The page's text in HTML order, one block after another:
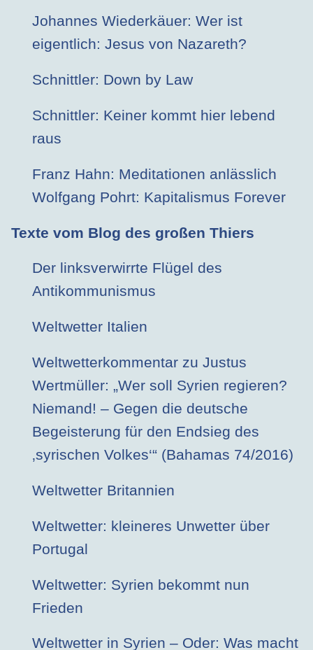
Johannes Wiederkäuer: Wer ist
eigentlich: Jesus von Nazareth?
Schnittler: Down by Law
Schnittler: Keiner kommt hier lebend
raus
Franz Hahn: Meditationen anlässlich
Wolfgang Pohrt: Kapitalismus Forever
Texte vom Blog des großen Thiers
Der linksverwirrte Flügel des
Antikommunismus
Weltwetter Italien
Weltwetterkommentar zu Justus
Wertmüller: „Wer soll Syrien regieren?
Niemand! – Gegen die deutsche
Begeisterung für den Endsieg des
‚syrischen Volkes‘“ (Bahamas 74/2016)
Weltwetter Britannien
Weltwetter: kleineres Unwetter über
Portugal
Weltwetter: Syrien bekommt nun
Frieden
Weltwetter in Syrien – Oder: Was macht